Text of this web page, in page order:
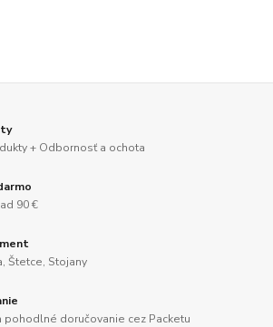
+ Odbornosť a ochota
90 €
Štetce, Stojany
pohodlné doručovanie cez Packetu